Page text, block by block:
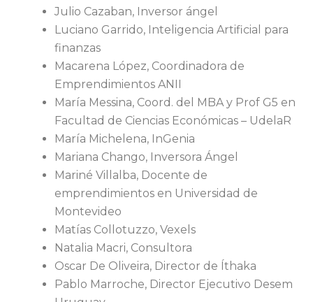
Julio Cazaban, Inversor ángel
Luciano Garrido, Inteligencia Artificial para
finanzas
Macarena López, Coordinadora de
Emprendimientos ANII
María Messina, Coord. del MBA y Prof G5 en
Facultad de Ciencias Económicas – UdelaR
María Michelena, InGenia
Mariana Chango, Inversora Ángel
Mariné Villalba, Docente de
emprendimientos en Universidad de
Montevideo
Matías Collotuzzo, Vexels
Natalia Macri, Consultora
Oscar De Oliveira, Director de Íthaka
Pablo Marroche, Director Ejecutivo Desem